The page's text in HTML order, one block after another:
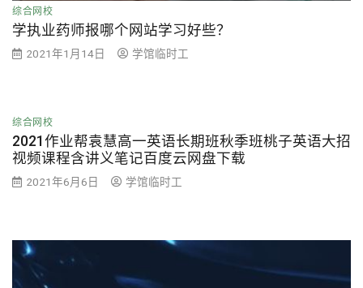
综合网校
学执业药师报哪个网站学习好些？
2021年1月14日 学馆临时工
综合网校
2021作业帮袁慧高一英语长期班秋季班桃子英语大招
视频课程含讲义笔记百度云网盘下载
2021年6月6日 学馆临时工